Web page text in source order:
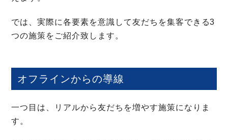
では、実際に各要素を意識して友だちを集客できる3
つの施策をご紹介致します。
オフラインからの導線
一つ目は、リアルから友だちを増やす施策になりま
す。